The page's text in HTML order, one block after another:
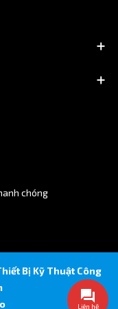
chóng
Bị Kỹ Thuật Công
Liên hệ